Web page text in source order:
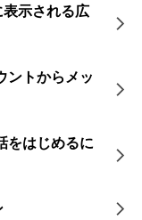
示される広
ントからメッ
をはじめるに